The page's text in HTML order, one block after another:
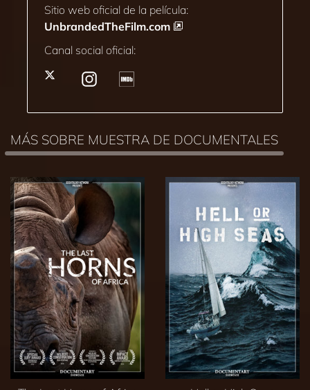
Sitio web oficial de la película:
UnbrandedTheFilm.com
Canal social oficial:
MÁS SOBRE MUESTRA DE DOCUMENTALES